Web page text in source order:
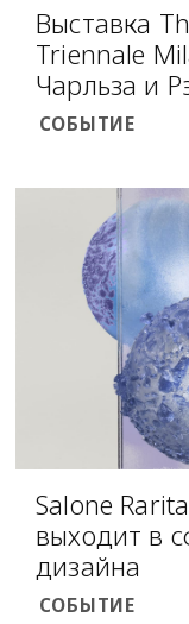
Выставка
Triennale
Чарльза и
СОБЫТИЕ
Salone
выходит в
дизайна
СОБЫТИЕ